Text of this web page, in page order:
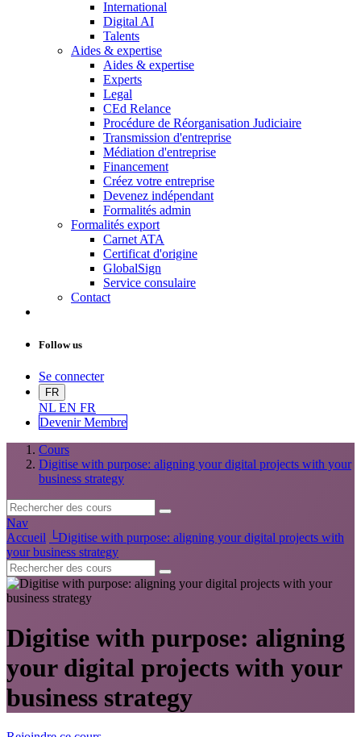
International
Digital AI
Talents
Aides & expertise
Aides & expertise
Experts
Legal
CEd Relance
Procédure de Réorganisation Judiciaire
Transmission d'entreprise
Médiation d'entreprise
Financement
Créez votre entreprise
Devenez indépendant
Formalités admin
Formalités export
Carnet ATA
Certificat d'origine
GlobalSign
Service consulaire
Contact
Follow us
Se connecter
FR
NL EN FR
Devenir Membre
Cours
Digitise with purpose: aligning your digital projects with your
business strategy
Nav
Accueil └Digitise with purpose: aligning your digital projects with
your business strategy
Digitise with purpose: aligning
your digital projects with your
business strategy